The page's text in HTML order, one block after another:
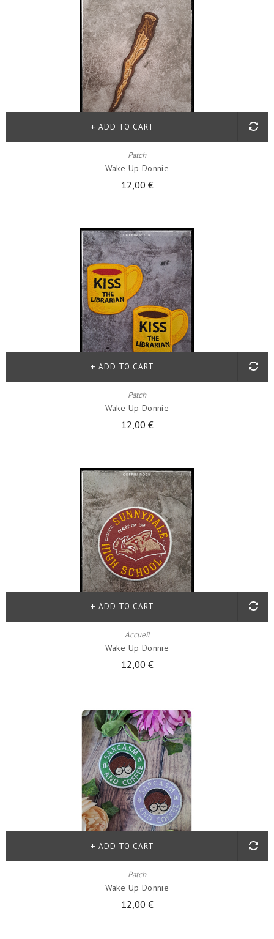
Patch
Wake Up Donnie
12,00 €
ADD TO CART
Patch
Wake Up Donnie
12,00 €
ADD TO CART
Accueil
Wake Up Donnie
12,00 €
ADD TO CART
Patch
Wake Up Donnie
12,00 €
ADD TO CART